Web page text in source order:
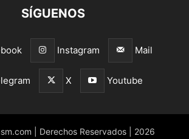
SÍGUENOS
Instagram Mail
X Youtube
| Derechos Reservados | 2026